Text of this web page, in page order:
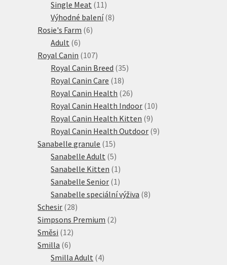
Single Meat 11 11
produktů
Výhodné balení 88
Rosie's Farm 66
Adult 66
produktů
Royal Canin 107107
produktů
Royal Canin Breed 3535
Royal Canin Care 1818
produktů
Royal Canin Health 2626
produktů
Royal Canin Health Indoor 1010
Royal Canin Health Kitten 99
produktů
Royal Canin Health Outdoor 99
Sanabelle granule 1515
produktů
Sanabelle Adult 55
produktů
Sanabelle Kitten 1 1
produkt
Sanabelle Senior 1 1
produkt
Sanabelle speciální výživa 88
Schesir 2828
produktů
Simpsons Premium 22
Směsi 1212
Smilla 66
produktů
Smilla Adult 44